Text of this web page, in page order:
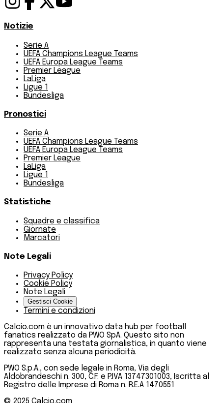
Notizie
Serie A
UEFA Champions League Teams
UEFA Europa League Teams
Premier League
LaLiga
Ligue 1
Bundesliga
Pronostici
Serie A
UEFA Champions League Teams
UEFA Europa League Teams
Premier League
LaLiga
Ligue 1
Bundesliga
Statistiche
Squadre e classifica
Giornate
Marcatori
Note Legali
Privacy Policy
Cookie Policy
Note Legali
Gestisci Cookie
Termini e condizioni
Calcio.com è un innovativo data hub per football
fanatics realizzato da PWO SpA. Questo sito non
rappresenta una testata giornalistica, in quanto viene
realizzato senza alcuna periodicità.
PWO S.p.A., con sede legale in Roma, Via degli
Aldobrandeschi n. 300, C.F. e P.IVA 13747301003, Iscritta al
Registro delle Imprese di Roma n. R.E.A 1470551